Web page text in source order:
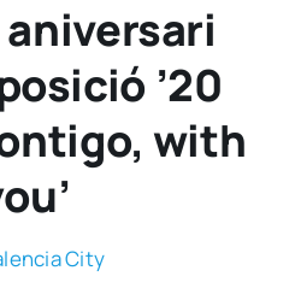
’20
with
City